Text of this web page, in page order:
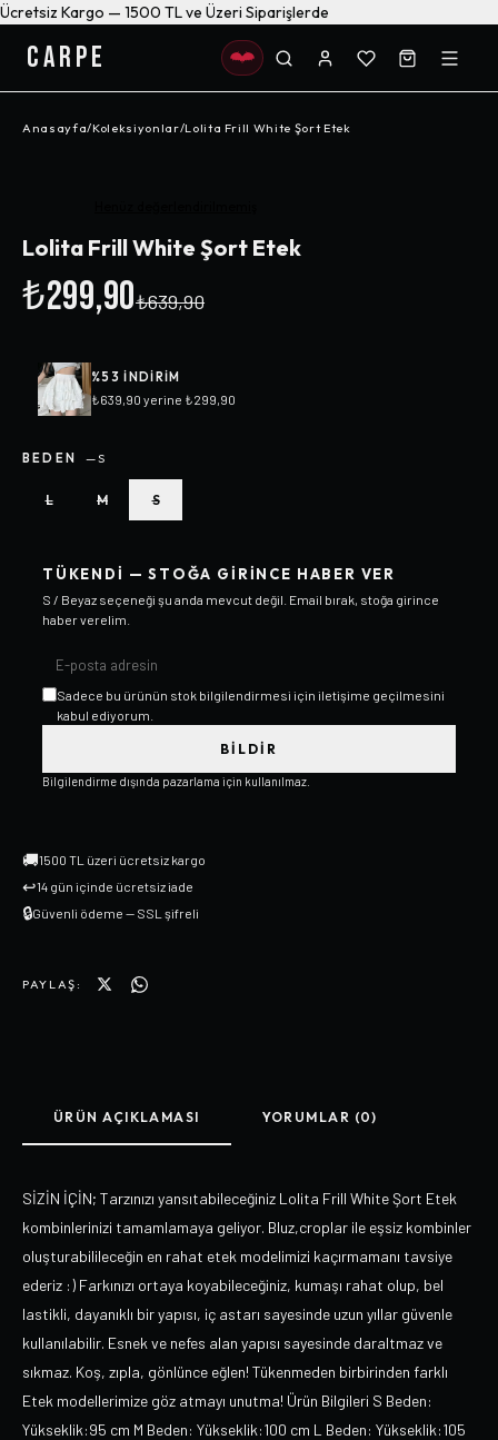
Ücretsiz Kargo — 1500 TL ve Üzeri Siparişlerde
CARPE
Anasayfa/Koleksiyonlar/Lolita Frill White Şort Etek
Lolita Frill White Şort Etek
₺299,90₺639,90
%53 INDIRIM
₺639,90 yerine ₺299,90
BEDEN —S
L M S
TÜKENDI — STOĞA GIRINCE HABER VER
S / Beyaz seçeneği şu anda mevcut değil. Email bırak, stoğa girince
haber verelim.
Sadece bu ürünün stok bilgilendirmesi için iletişime geçilmesini
kabul ediyorum.
BILDIR
Bilgilendirme dışında pazarlama için kullanılmaz.
🚚1500 TL üzeri ücretsiz kargo
↩14 gün içinde ücretsiz iade
🔒Güvenli ödeme — SSL şifreli
PAYLAŞ:
ÜRÜN AÇIKLAMASI YORUMLAR (0)
SİZİN İÇİN; Tarzınızı yansıtabileceğiniz Lolita Frill White Şort Etek
kombinlerinizi tamamlamaya geliyor. Bluz,croplar ile eşsiz kombinler
oluşturabilileceğin en rahat etek modelimizi kaçırmamanı tavsiye
ederiz :) Farkınızı ortaya koyabileceğiniz, kumaşı rahat olup, bel
lastikli, dayanıklı bir yapısı, iç astarı sayesinde uzun yıllar güvenle
kullanılabilir. Esnek ve nefes alan yapısı sayesinde daraltmaz ve
sıkmaz. Koş, zıpla, gönlünce eğlen! Tükenmeden birbirinden farklı
Etek modellerimize göz atmayı unutma! Ürün Bilgileri S Beden:
Yükseklik:95 cm M Beden: Yükseklik:100 cm L Beden: Yükseklik:105